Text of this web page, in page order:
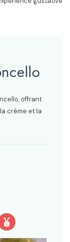
offrant
crème et la